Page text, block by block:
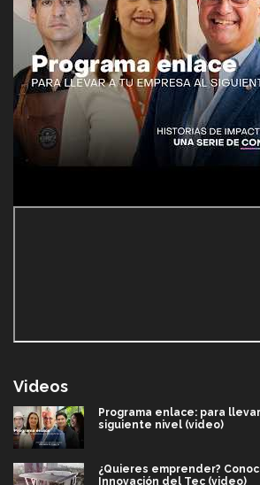
Videos
Programa enlace: para
siguiente nivel (video)
¿Quieres emprender?
Innovación del Tec (video)